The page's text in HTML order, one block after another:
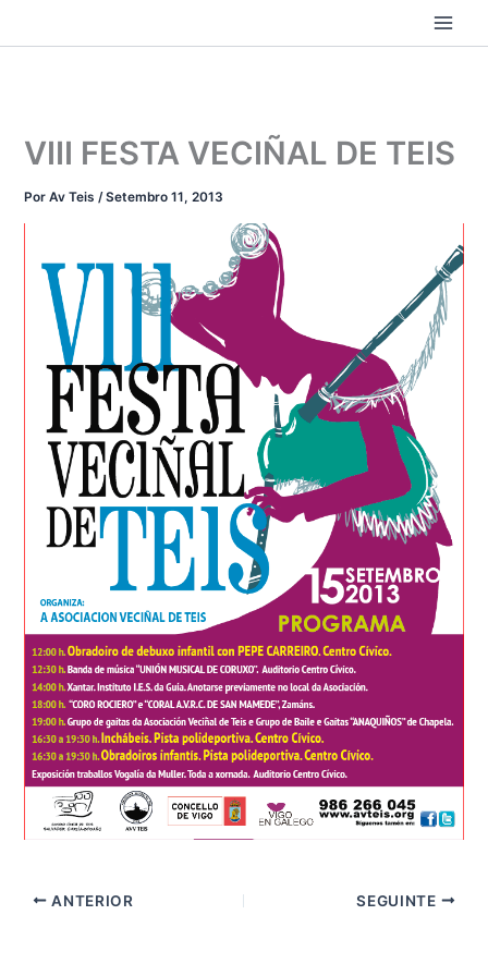
VIII FESTA VECIÑAL DE TEIS
PorAv Teis/Setembro 11, 2013
ANTERIOR SEGUINTE